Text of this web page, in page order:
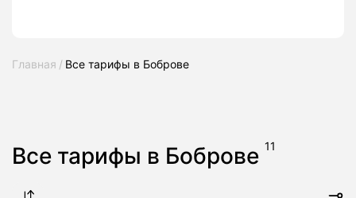
Главная Все тарифы в Боброве
Все тарифы в Боброве 11